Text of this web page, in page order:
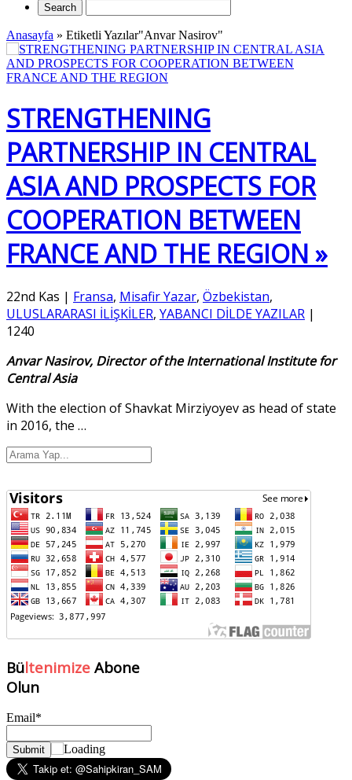
Anasayfa » Etiketli Yazılar"Anvar Nasirov"
STRENGTHENING
PARTNERSHIP IN CENTRAL
ASIA AND PROSPECTS FOR
COOPERATION BETWEEN
FRANCE AND THE REGION »
22nd Kas | Fransa, Misafir Yazar, Özbekistan,
ULUSLARARASI İLİŞKİLER, YABANCI DİLDE YAZILAR |
1240
Anvar Nasirov, Director of the International Institute for
Central Asia
With the election of Shavkat Mirziyoyev as head of state
in 2016, the …
Bültenimize Abone
Olun
Email*